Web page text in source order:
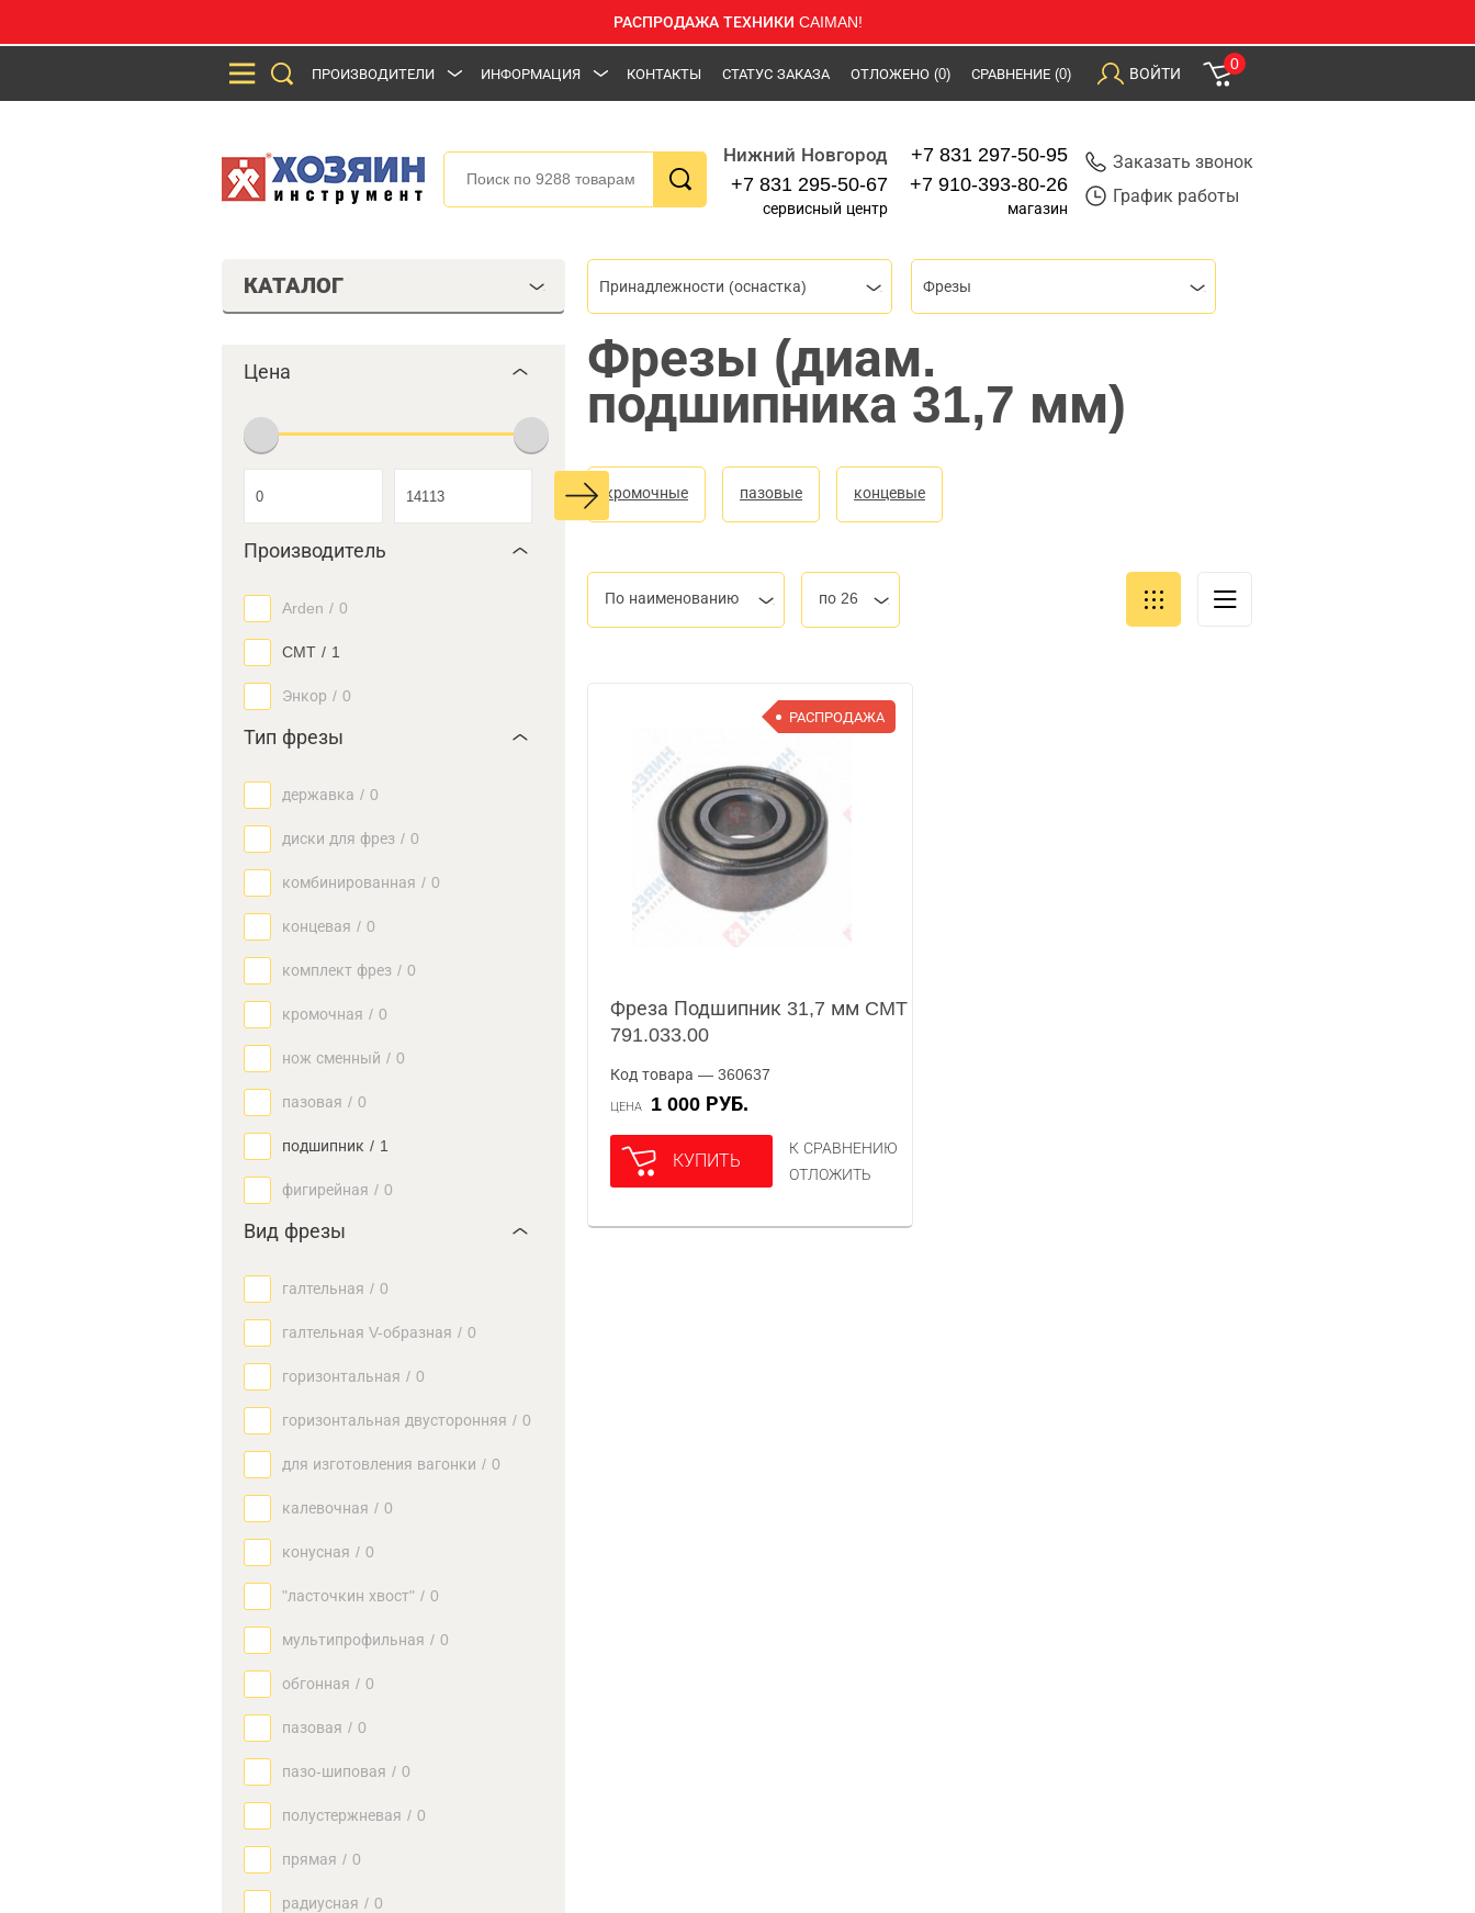
РАСПРОДАЖА ТЕХНИКИ CAIMAN!
ПРОИЗВОДИТЕЛИ ИНФОРМАЦИЯ КОНТАКТЫ СТАТУС ЗАКАЗА ОТЛОЖЕНО (0) СРАВНЕНИЕ (0) ВОЙТИ
0
Нижний Новгород
+7 831 295-50-67
сервисный центр
+7 831 297-50-95
+7 910-393-80-26
магазин
Заказать звонок
График работы
КАТАЛОГ
Цена
Производитель
Arden / 0
CMT / 1
Энкор / 0
Тип фрезы
державка / 0
диски для фрез / 0
комбинированная / 0
концевая / 0
комплект фрез / 0
кромочная / 0
нож сменный / 0
пазовая / 0
подшипник / 1
фигирейная / 0
Вид фрезы
галтельная / 0
галтельная V-образная / 0
горизонтальная / 0
горизонтальная двусторонняя / 0
для изготовления вагонки / 0
калевочная / 0
конусная / 0
"ласточкин хвост" / 0
мультипрофильная / 0
обгонная / 0
пазовая / 0
пазо-шиповая / 0
полустержневая / 0
прямая / 0
радиусная / 0
Принадлежности (оснастка) Фрезы
Фрезы (диам.
подшипника 31,7 мм)
кромочные пазовые концевые
По наименованию по 26
РАСПРОДАЖА
Фреза Подшипник 31,7 мм CMT
791.033.00
Код товара — 360637
ЦЕНА 1 000 РУБ.
КУПИТЬ
К СРАВНЕНИЮ
ОТЛОЖИТЬ